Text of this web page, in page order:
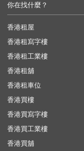
你在找什麼？
香港租屋
香港租寫字樓
香港租工業樓
香港租舖
香港租車位
香港買樓
香港買寫字樓
香港買工業樓
香港買舖